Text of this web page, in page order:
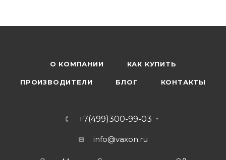
О КОМПАНИИ КАК КУПИТЬ
ПРОИЗВОДИТЕЛИ БЛОГ КОНТАКТЫ
+7(499)300-99-03
info@vaxon.ru